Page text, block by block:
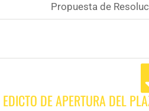
Propuesta de
EDICTO DE APERTURA DEL